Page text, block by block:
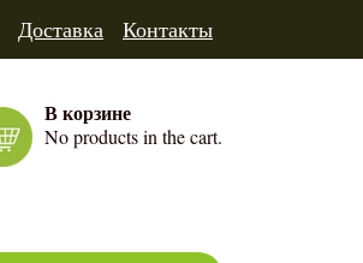
Доставка Контакты
В корзине
No products in the cart.